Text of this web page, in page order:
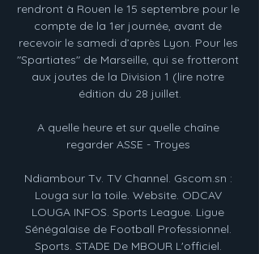
rendront à Rouen le 15 septembre pour le
compte de la 1er journée, avant de
recevoir le samedi d’après Lyon. Pour les
"Spartiates" de Marseille, qui se frotteront
aux joutes de la Division 1 (lire notre
édition du 28 juillet.
A quelle heure et sur quelle chaîne
regarder ASSE - Troyes
Ndiambour Tv. TV Channel. Gscom.sn :
Louga sur la toile. Website. ODCAV
LOUGA INFOS. Sports League. Ligue
Sénégalaise de Football Professionnel.
Sports. STADE De MBOUR L'officiel.